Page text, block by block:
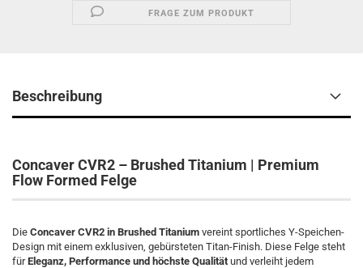
FRAGE ZUM PRODUKT
Beschreibung
Concaver CVR2 – Brushed Titanium | Premium
Flow Formed Felge
Die Concaver CVR2 in Brushed Titanium vereint sportliches Y-Speichen-
Design mit einem exklusiven, gebürsteten Titan-Finish. Diese Felge steht
fürEleganz, Performance und höchste Qualitätund verleiht jedem